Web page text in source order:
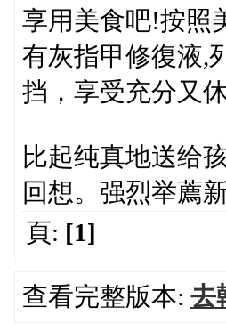
享用美食吧!按照
有灰指甲修復液,
挡，享受充分又
比起纯真地送给
回想。强烈举薦
頁: [1]
查看完整版本: 去